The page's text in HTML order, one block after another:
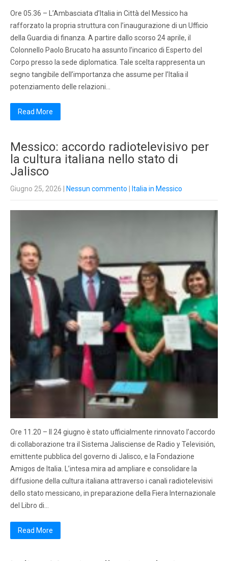
Ore 05.36 – L’Ambasciata d’Italia in Città del Messico ha
rafforzato la propria struttura con l’inaugurazione di un Ufficio
della Guardia di finanza. A partire dallo scorso 24 aprile, il
Colonnello Paolo Brucato ha assunto l’incarico di Esperto del
Corpo presso la sede diplomatica. Tale scelta rappresenta un
segno tangibile dell’importanza che assume per l’Italia il
potenziamento delle relazioni…
Read More
Messico: accordo radiotelevisivo per
la cultura italiana nello stato di
Jalisco
Giugno 25, 2026 Nessun commento Italia in Messico
Ore 11.20 – Il 24 giugno è stato ufficialmente rinnovato l’accordo
di collaborazione tra il Sistema Jalisciense de Radio y Televisión,
emittente pubblica del governo di Jalisco, e la Fondazione
Amigos de Italia. L’intesa mira ad ampliare e consolidare la
diffusione della cultura italiana attraverso i canali radiotelevisivi
dello stato messicano, in preparazione della Fiera Internazionale
del Libro di…
Read More